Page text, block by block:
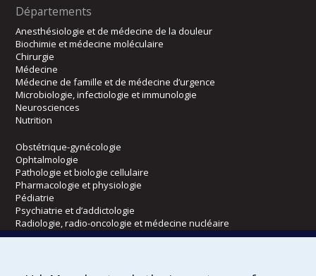
Départements
Anesthésiologie et de médecine de la douleur
Biochimie et médecine moléculaire
Chirurgie
Médecine
Médecine de famille et de médecine d’urgence
Microbiologie, infectiologie et immunologie
Neurosciences
Nutrition
Obstétrique-gynécologie
Ophtalmologie
Pathologie et biologie cellulaire
Pharmacologie et physiologie
Pédiatrie
Psychiatrie et d’addictologie
Radiologie, radio-oncologie et médecine nucléaire
Écoles